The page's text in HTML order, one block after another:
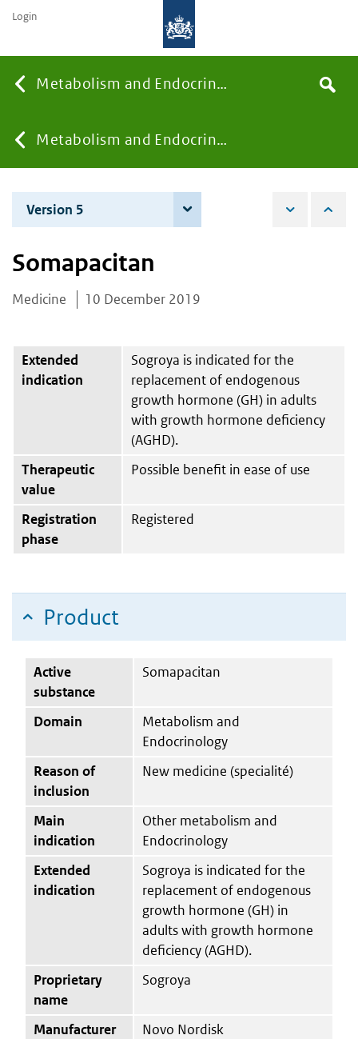
Metabolism and Endocrinology
You
are
here:
Metabolism and Endocrinology
the
Search
Login
Version 5
Somapacitan
Medicine 10 December 2019
Extended
indication
Sogroya is indicated for the
replacement of endogenous
growth hormone (GH) in adults
with growth hormone deficiency
(AGHD).
Therapeutic
value
Possible benefit in ease of use
Registration
phase
Registered
Product
Active
substance
Somapacitan
Domain
Metabolism and
Endocrinology
Reason of
inclusion
New medicine (specialité)
Main
indication
Other metabolism and
Endocrinology
Extended
indication
Sogroya is indicated for the
replacement of endogenous
growth hormone (GH) in
adults with growth hormone
deficiency (AGHD).
Proprietary
name
Sogroya
Manufacturer
Novo Nordisk